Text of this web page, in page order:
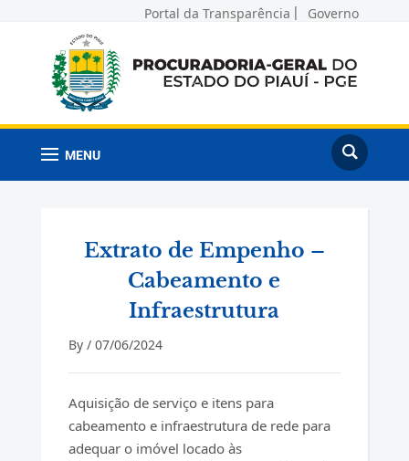
Portal da Transparência Governo
MENU
Extrato de Empenho –
Cabeamento e
Infraestrutura
By / 07/06/2024
Aquisição de serviço e itens para
cabeamento e infraestrutura de rede para
adequar o imóvel locado às